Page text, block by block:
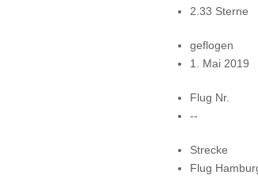
2.33 Sterne
geflogen
1. Mai 2019
Flug Nr.
--
Strecke
Flug